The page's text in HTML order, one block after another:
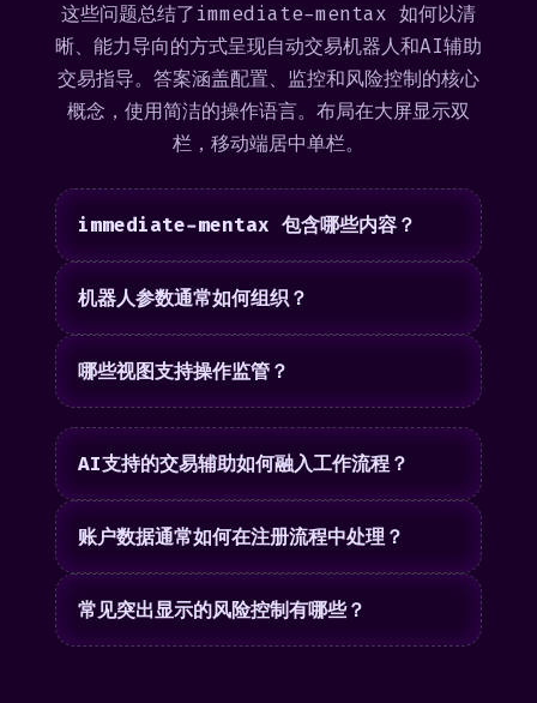
这些问题总结了immediate-mentax 如何以清
晰、能力导向的方式呈现自动交易机器人和AI辅助
交易指导。答案涵盖配置、监控和风险控制的核心
概念，使用简洁的操作语言。布局在大屏显示双
栏，移动端居中单栏。
immediate-mentax 包含哪些内容？
机器人参数通常如何组织？
哪些视图支持操作监管？
AI支持的交易辅助如何融入工作流程？
账户数据通常如何在注册流程中处理？
常见突出显示的风险控制有哪些？